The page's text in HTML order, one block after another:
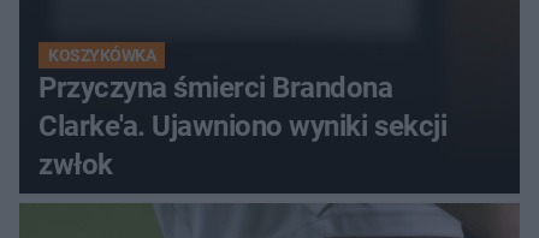
KOSZYKÓWKA
Przyczyna śmierci Brandona
Clarke'a. Ujawniono wyniki sekcji
zwłok